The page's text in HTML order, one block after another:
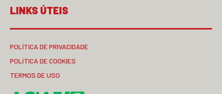
LINKS ÚTEIS
POLÍTICA DE PRIVACIDADE
POLÍTICA DE COOKIES
TERMOS DE USO